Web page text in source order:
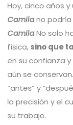
Hoy, cinco años
Camilano podría
CamilaNo solo
física, sino que
en su confianza
aún se
“antes” y
la precisión y el
su trabajo.